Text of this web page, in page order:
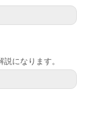
になります。